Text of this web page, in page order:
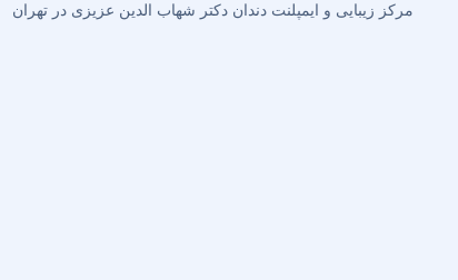
مرکز زیبایی و ایمپلنت دندان دکتر شهاب الدین عزیزی در تهران